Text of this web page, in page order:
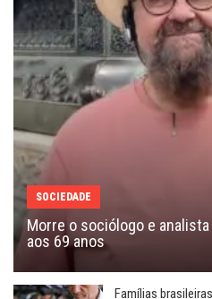
SOCIEDADE
Morre o sociólogo e
aos 69 anos
Famílias